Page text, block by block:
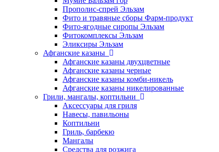
Прополис-спрей Эльзам
Фито и травяные сборы Фарм-продукт
Фито-ягодные сиропы Эльзам
Фитокомплексы Эльзам
Эликсиры Эльзам
Афганские казаны
Афганские казаны двухцветные
Афганские казаны черные
Афганские казаны комби-никель
Афганские казаны никелированные
Грили, мангалы, коптильни
Аксессуары для гриля
Навесы, павильоны
Коптильни
Гриль, барбекю
Мангалы
Средства для розжига